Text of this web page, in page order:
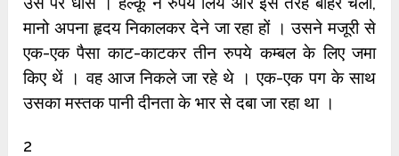
मानो अपना हृदय निकालकर देने जा रहा हों । उसने मजूरी से
एक-एक पैसा काट-काटकर तीन रुपये कम्बल के लिए जमा
किए थें । वह आज निकले जा रहे थे । एक-एक पग के साथ
उसका मस्तक पानी दीनता के भार से दबा जा रहा था ।
2